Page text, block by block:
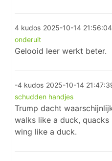
4 kudos 2025-10-14 21:56:04
onderuit
Gelooid leer werkt beter.
-4 kudos 2025-10-14
schudden handjes
Trump dacht
walks like a duck,
wing like a duck.